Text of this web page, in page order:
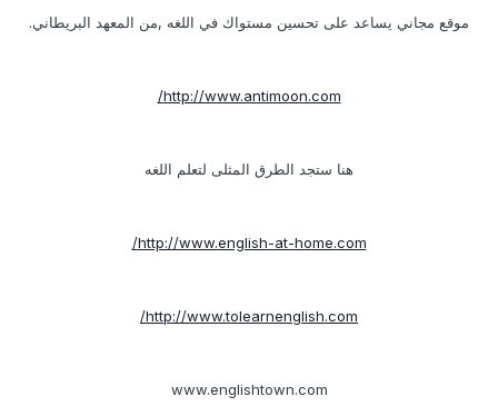
موقع مجاني يساعد على تحسين مستواك في اللغه ,من المعهد البريطاني.
http://www.antimoon.com/
هنا ستجد الطرق المثلى لتعلم اللغه
http://www.english-at-home.com/
http://www.tolearnenglish.com/
www.englishtown.com